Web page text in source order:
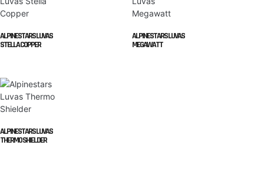
ALPINESTARS LUVAS
STELLA COPPER
ALPINESTARS LUVAS
MEGAWATT
ALPINESTARS LUVAS
THERMO SHIELDER